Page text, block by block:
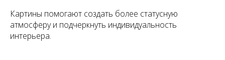
Картины помогают создать более статусную
атмосферу и подчеркнуть индивидуальность
интерьера.